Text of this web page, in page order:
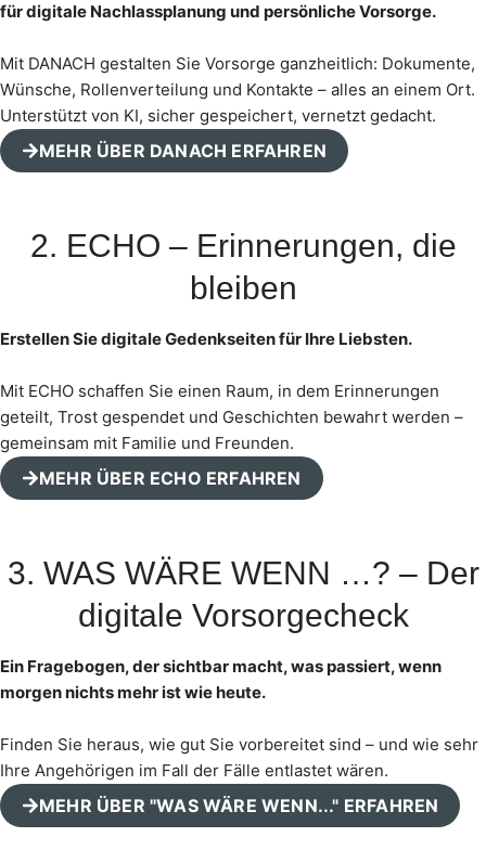
für digitale Nachlassplanung und persönliche Vorsorge.
Mit DANACH gestalten Sie Vorsorge ganzheitlich: Dokumente,
Wünsche, Rollenverteilung und Kontakte – alles an einem Ort.
Unterstützt von KI, sicher gespeichert, vernetzt gedacht.
MEHR ÜBER DANACH ERFAHREN
2. ECHO – Erinnerungen, die
bleiben
Erstellen Sie digitale Gedenkseiten für Ihre Liebsten.
Mit ECHO schaffen Sie einen Raum, in dem Erinnerungen
geteilt, Trost gespendet und Geschichten bewahrt werden –
gemeinsam mit Familie und Freunden.
MEHR ÜBER ECHO ERFAHREN
3. WAS WÄRE WENN …? – Der
digitale Vorsorgecheck
Ein Fragebogen, der sichtbar macht, was passiert, wenn
morgen nichts mehr ist wie heute.
Finden Sie heraus, wie gut Sie vorbereitet sind – und wie sehr
Ihre Angehörigen im Fall der Fälle entlastet wären.
MEHR ÜBER "WAS WÄRE WENN..." ERFAHREN